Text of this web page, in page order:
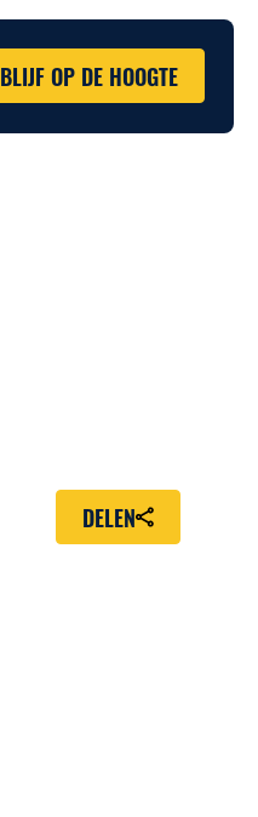
BLIJF OP DE HOOGTE
DELEN